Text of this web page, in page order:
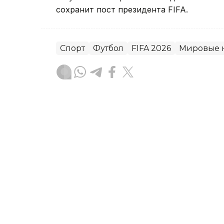
сохранит пост президента FIFA.
Спорт Футбол FIFA 2026 Мировые